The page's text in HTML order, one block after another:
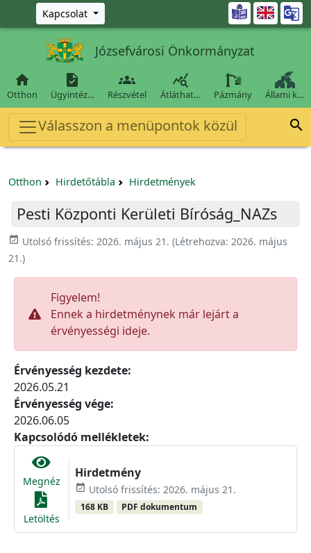
Ugrás a fő tartalomra
Kapcsolat 
Józsefvárosi Önkormányzat

Otthon

Ügyintéz…

Részvétel

Átláthat… Pázmány Állami k…
Válasszon a menüpontok közül 
Otthon Hirdetőtábla Hirdetmények
Pesti Központi Kerületi Bíróság_NAZs
event_available Utolsó frissítés: 2026. május 21. (Létrehozva: 2026. május
21.)
Figyelem!
Ennek a hirdetménynek már lejárt a
érvényességi ideje.
Érvényesség kezdete:
2026.05.21
Érvényesség vége:
2026.06.05
Kapcsolódó mellékletek:
Megnéz
Letöltés
Hirdetmény
event_available Utolsó frissítés: 2026. május 21.
168 KB PDF dokumentum